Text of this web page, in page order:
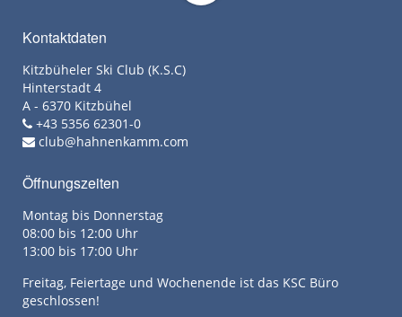
Kontaktdaten
Kitzbüheler Ski Club (K.S.C)
Hinterstadt 4
A - 6370 Kitzbühel
+43 5356 62301-0
club@hahnenkamm.com
Öffnungszeiten
Montag bis Donnerstag
08:00 bis 12:00 Uhr
13:00 bis 17:00 Uhr
Freitag, Feiertage und Wochenende ist das KSC Büro
geschlossen!